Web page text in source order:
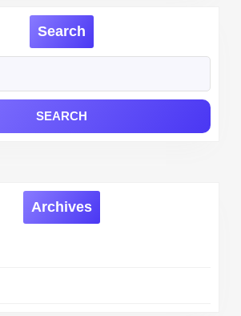
Search
Archives